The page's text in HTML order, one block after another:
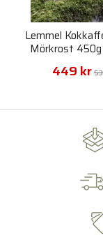
Lemmel
Mörkrost
449 kr